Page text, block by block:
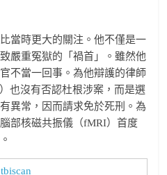
時更大的關注。他不僅是一
嚴重冤獄的「禍首」。雖然他
不當一回事。為他辯護的律師
也沒有否認杜根涉案，而是選
異常，因而請求免於死刑。為
部核磁共振儀（fMRI）首度